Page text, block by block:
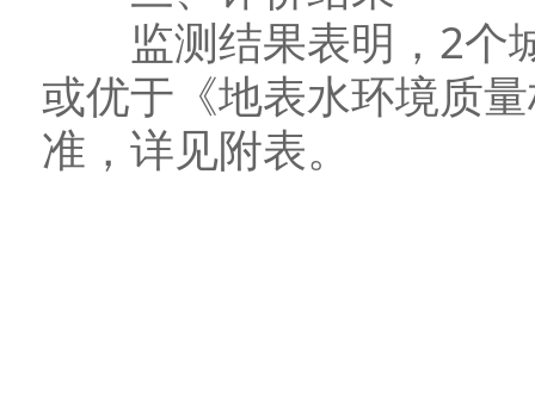
监测结果表明，2个
或优于《地表水环境质
准，详见附表。